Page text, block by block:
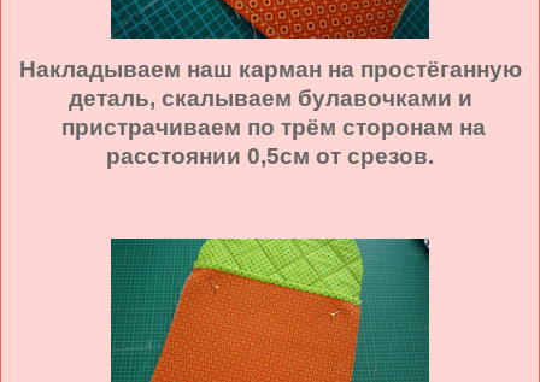
Накладываем наш карман на простёганную
деталь, скалываем булавочками и
пристрачиваем по трём сторонам на
расстоянии 0,5см от срезов.